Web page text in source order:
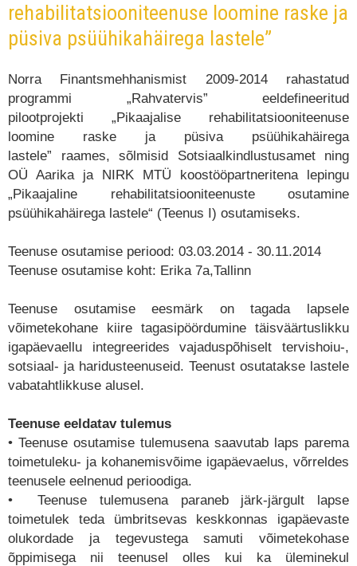
Projektid ja toetused
rehabilitatsiooniteenuse loomine raske ja
püsiva psüühikahäirega lastele”
Norra Finantsmehhanismist 2009-2014 rahastatud
programmi „Rahvatervis” eeldefineeritud
pilootprojekti „Pikaajalise rehabilitatsiooniteenuse
loomine raske ja püsiva psüühikahäirega
lastele” raames, sõlmisid Sotsiaalkindlustusamet ning
OÜ Aarika ja NIRK MTÜ koostööpartneritena lepingu
„Pikaajaline rehabilitatsiooniteenuste osutamine
psüühikahäirega lastele“ (Teenus I) osutamiseks.
Teenuse osutamise periood: 03.03.2014 - 30.11.2014
Teenuse osutamise koht: Erika 7a,Tallinn
Teenuse osutamise eesmärk on tagada lapsele
võimetekohane kiire tagasipöördumine täisväärtuslikku
igapäevaellu integreerides vajaduspõhiselt tervishoiu-,
sotsiaal- ja haridusteenuseid. Teenust osutatakse lastele
vabatahtlikkuse alusel.
Teenuse eeldatav tulemus
• Teenuse osutamise tulemusena saavutab laps parema
toimetuleku- ja kohanemisvõime igapäevaelus, võrreldes
teenusele eelnenud perioodiga.
• Teenuse tulemusena paraneb järk-järgult lapse
toimetulek teda ümbritsevas keskkonnas igapäevaste
olukordade ja tegevustega samuti võimetekohase
õppimisega nii teenusel olles kui ka üleminekul